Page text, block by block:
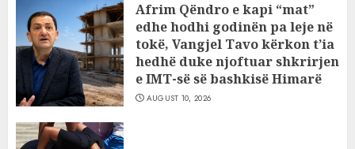
Afrim Qëndro e kapi “mat”
edhe hodhi godinën pa leje në
tokë, Vangjel Tavo kërkon t’ia
hedhë duke njoftuar shkrirjen
e IMT-së së bashkisë Himarë
AUGUST 10, 2026